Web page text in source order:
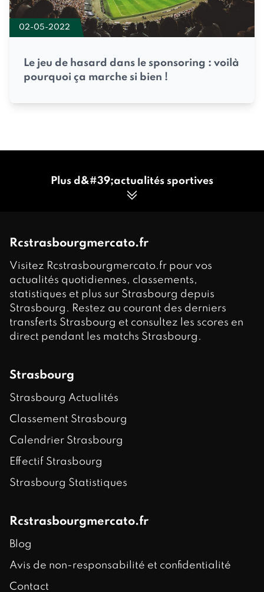
02-05-2022
Le jeu de hasard dans le sponsoring : voilà
pourquoi ça marche si bien !
Plus d&#39;actualités sportives
Rcstrasbourgmercato.fr
Visitez Rcstrasbourgmercato.fr pour vos
actualités quotidiennes, classements,
statistiques et plus sur Strasbourg depuis
Strasbourg. Restez au courant des derniers
transferts Strasbourg et consultez les scores en
direct pendant les matchs Strasbourg.
Strasbourg
Strasbourg Actualités
Classement Strasbourg
Calendrier Strasbourg
Effectif Strasbourg
Strasbourg Statistiques
Rcstrasbourgmercato.fr
Blog
Avis de non-responsabilité et confidentialité
Contact